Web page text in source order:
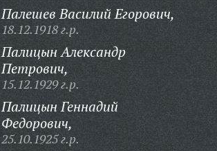
Палешев Василий Егорович,
18.12.1918 г.р.
Палицын Александр
Петрович,
15.12.1929 г.р.
Палицын Геннадий
Федорович,
25.10.1925 г.р.